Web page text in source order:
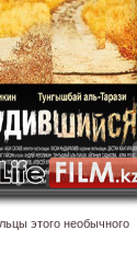
этого необычного